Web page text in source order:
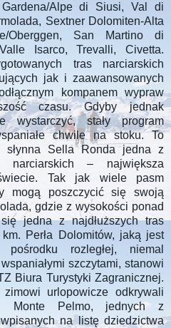
Alpe di Siusi, Val di
Sextner Dolomiten-Alta
Oberggen, San Martino di
Isarco, Trevalli, Civetta.
tras narciarskich
jak i zaawansowanych
kompanem wypraw
czasu. Gdyby jednak
wystarczyć, stały program
chwile na stoku. To
słynna Sella Ronda jedna z
narciarskich – największa
Tak jak wiele pasm
mogą poszczycić się swoją
gdzie z wysokości ponad
jedna z najdłuższych tras
Perła Dolomitów, jaką jest
rozległej, niemal
szczytami, stanowi
Biura Turystyki Zagranicznej.
urlopowicze odkrywali
Monte Pelmo, jednych z
na listę dziedzictwa